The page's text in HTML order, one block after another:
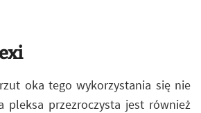
oka tego wykorzystania się nie
pleksa przezroczysta jest również